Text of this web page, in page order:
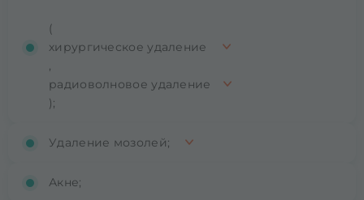
(
хирургическое удаление
,
радиоволновое удаление
);
Удаление мозолей;
Акне;